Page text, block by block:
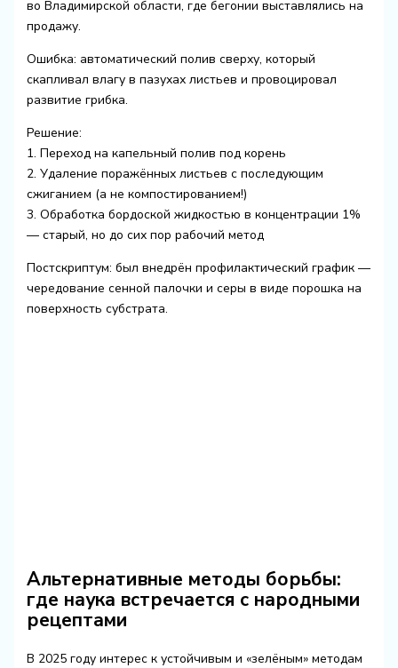
во Владимирской области, где бегонии выставлялись на
продажу.
Ошибка: автоматический полив сверху, который
скапливал влагу в пазухах листьев и провоцировал
развитие грибка.
Решение:
1. Переход на капельный полив под корень
2. Удаление поражённых листьев с последующим
сжиганием (а не компостированием!)
3. Обработка бордоской жидкостью в концентрации 1%
— старый, но до сих пор рабочий метод
Постскриптум: был внедрён профилактический график —
чередование сенной палочки и серы в виде порошка на
поверхность субстрата.
Альтернативные методы борьбы:
где наука встречается с народными
рецептами
В 2025 году интерес к устойчивым и «зелёным» методам